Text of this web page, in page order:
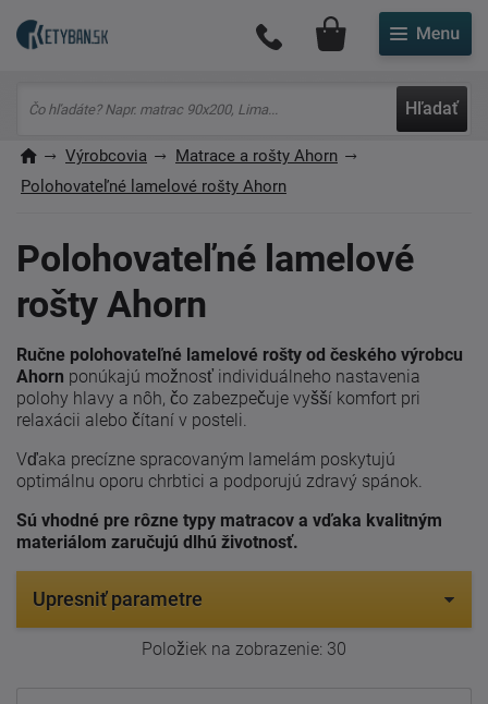
Hľadať
Môj účet
Výrobcovia
Matrace a rošty Ahorn
Polohovateľné lamelové rošty Ahorn
Polohovateľné lamelové
rošty Ahorn
Ručne polohovateľné lamelové rošty od českého výrobcu
Ahorn ponúkajú možnosť individuálneho nastavenia
polohy hlavy a nôh, čo zabezpečuje vyšší komfort pri
relaxácii alebo čítaní v posteli.
Vďaka precízne spracovaným lamelám poskytujú
optimálnu oporu chrbtici a podporujú zdravý spánok.
Sú vhodné pre rôzne typy matracov a vďaka kvalitným
materiálom zaručujú dlhú životnosť.
Upresniť parametre
Položiek na zobrazenie: 30